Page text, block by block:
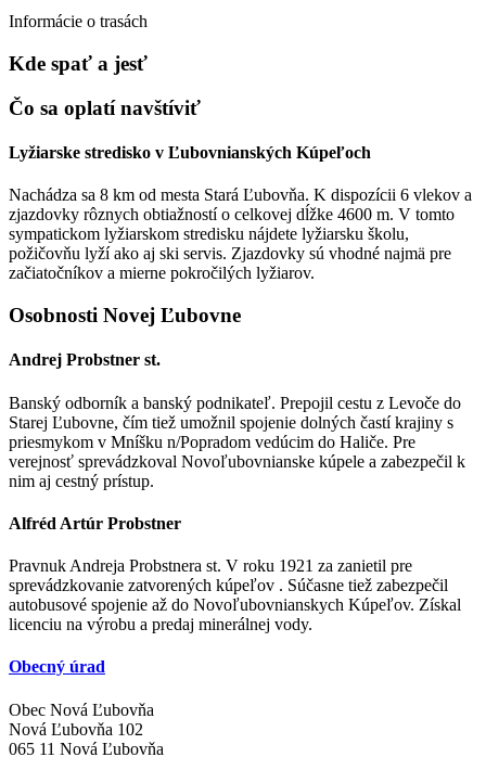
Informácie o trasách
Kde spať a jesť
Čo sa oplatí navštíviť
Lyžiarske stredisko v Ľubovnianských Kúpeľoch
Nachádza sa 8 km od mesta Stará Ľubovňa. K dispozícii 6 vlekov a
zjazdovky rôznych obtiažností o celkovej dĺžke 4600 m. V tomto
sympatickom lyžiarskom stredisku nájdete lyžiarsku školu,
požičovňu lyží ako aj ski servis. Zjazdovky sú vhodné najmä pre
začiatočníkov a mierne pokročilých lyžiarov.
Osobnosti Novej Ľubovne
Andrej Probstner st.
Banský odborník a banský podnikateľ. Prepojil cestu z Levoče do
Starej Ľubovne, čím tiež umožnil spojenie dolných častí krajiny s
priesmykom v Mníšku n/Popradom vedúcim do Haliče. Pre
verejnosť sprevádzkoval Novoľubovnianske kúpele a zabezpečil k
nim aj cestný prístup.
Alfréd Artúr Probstner
Pravnuk Andreja Probstnera st. V roku 1921 za zanietil pre
sprevádzkovanie zatvorených kúpeľov . Súčasne tiež zabezpečil
autobusové spojenie až do Novoľubovnianskych Kúpeľov. Získal
licenciu na výrobu a predaj minerálnej vody.
Obecný úrad
Obec Nová Ľubovňa
Nová Ľubovňa 102
065 11 Nová Ľubovňa